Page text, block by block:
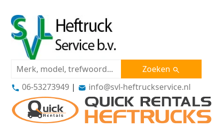
Zoeken
06-53273949 | info@svl-heftruckservice.nl